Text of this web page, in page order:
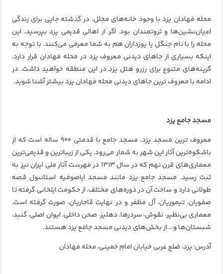
محله فهادان یزد با وجود خانه‌های مجلل، در گذشته جایی برای زندگی
اعیان‌نشین‌ها و ثروتمندان بود. اگر از اهالی قدیمی یزد بپرسید، این
محله را با نام جنگل یا یوزداران هم به شما معرفی می‌کنند. با توجه به
اینکه بسیاری از جاهای دیدنی معروف یزد در محله فهادان قرار دارد،
گزینه‌‎های متنوع برای رزرو هتل یزد در این منطقه خواهید داشت. در
ادامه با معروف ترین جاهای دیدنی محله فهادان یزد بیشتر آشنا شوید.
مسجد جامع یزد
معروف ترین مسجد یزد، مسجد جامع با قدمتی ۹۰۰ ساله است که از
باشکوه‌ترین آثار این شهر به شمار می‌رود. یکی از زیباترین و قدیمی‌ترین
معماری‌های قرن نهم که در سال ۱۳۱۳ در فهرست آثار ملی ایران نیز به
ثبت رسید. مسجد جامع یزد مانند مسجد ایاصوفیه استانبول قصه‌
طولانی دارد و ساخت آن در دوره‌های مختلف، از حکومت ایلخانی گرفته تا
صفویان، تیموریان، آل مظفر و در نهایت قاجاریان، صورت گرفته است.
معماری بی‌نظیر، نقوش، سردرها، دهلیز، صحن داخلی، ایوان اصلی، گنبد،
شبستان‌ها و… از بخش‌های دیدنی مسجد جامع یزد هستند.
آدرس: یزد، ضلع غربی خیابان امام خمینی، محله فهادان